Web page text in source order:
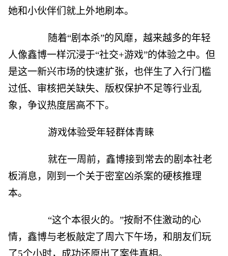
她和小伙伴们就上外地刷本。
随着“剧本杀”的风靡，越来越多的年轻
人像鑫博一样沉浸于“社交+游戏”的体验之中。但
是这一新兴市场的快速扩张，也伴生了入行门槛
过低、审核把关缺失、版权保护不足等行业乱
象，争议热度居高不下。
游戏体验受年轻群体青睐
就在一周前，鑫博接到常去的剧本社老
板消息，刚到一个关于密室凶杀案的硬核推理
本。
“这个本很火的。”按耐不住激动的心
情，鑫博与老板敲定了周六下午场，和朋友们玩
了5个小时，成功还原出了案件真相。